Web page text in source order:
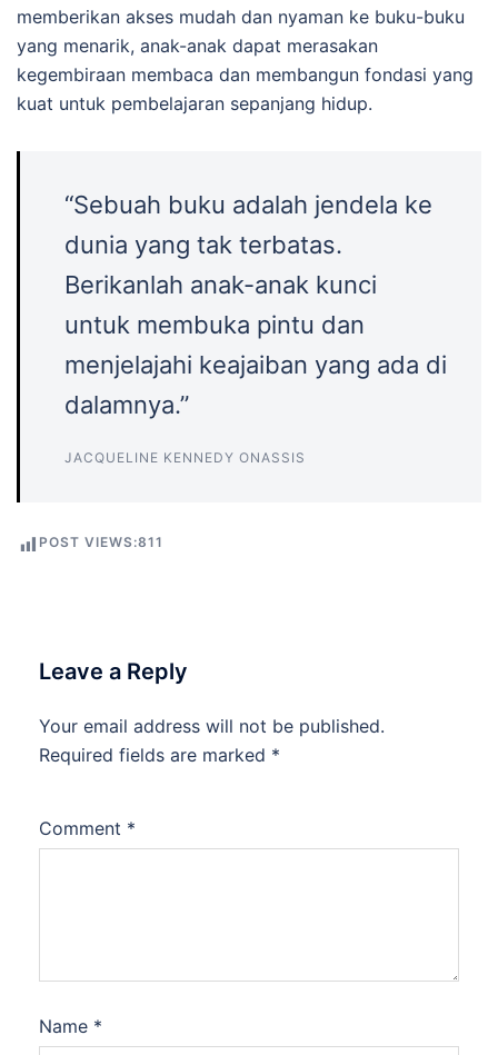
memberikan akses mudah dan nyaman ke buku-buku
yang menarik, anak-anak dapat merasakan
kegembiraan membaca dan membangun fondasi yang
kuat untuk pembelajaran sepanjang hidup.
“Sebuah buku adalah jendela ke
dunia yang tak terbatas.
Berikanlah anak-anak kunci
untuk membuka pintu dan
menjelajahi keajaiban yang ada di
dalamnya.”
JACQUELINE KENNEDY ONASSIS
POST VIEWS:811
Leave a Reply
Your email address will not be published.
Required fields are marked *
Comment *
Name *